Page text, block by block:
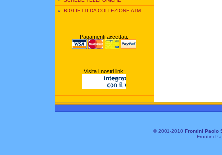
» BIGLIETTI DA COLLEZIONE ATM
Pagamenti accettati:
Visita i nostri link:
© 2001-2010 Frontini Paolo
Frontini